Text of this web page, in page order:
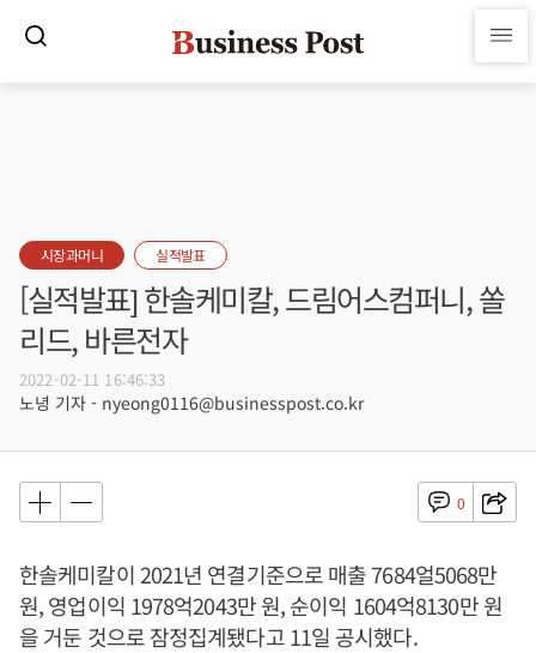
시장과머니 실적발표
[실적발표] 한솔케미칼, 드림어스컴퍼니, 쏠
리드, 바른전자
2022-02-11 16:46:33
노녕 기자 - nyeong0116@businesspost.co.kr
0
한솔케미칼이 2021년 연결기준으로 매출 7684얼5068만
원, 영업이익 1978억2043만 원, 순이익 1604억8130만 원
을 거둔 것으로 잠정집계됐다고 11일 공시했다.